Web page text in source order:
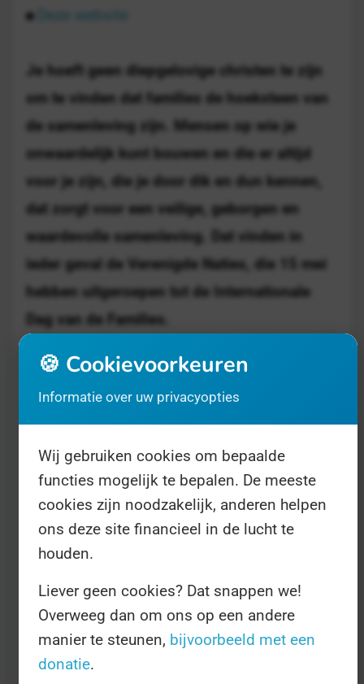
Je hoeft geen diepgelovige christen te zijn
om te vinden dat families de hoeksteen van
de samenleving zijn. Mensen op wie je
onwaardelijk kunt bouwen en die er altijd
voor je zijn, die je door dik en dun kennen,
dat zorgt voor een veilige, geborgen en
waardevolle samenleving. Dat vinden in
ieder geval de Verenigde Naties, die 15 mei
hebben uitgeroepen tot de Internationale
Dag van de Families.
Wereld Familiedag is bedoeld om 'de
belangrijke rol uit te lichten die
familiegeorënteerde politiek heeft in
duurzame ontwikkeling'. Dat ambtenaarse
koeterwaals kunnen wij goed vertalen. De VN
heeft ooit de Duurzame
Ontwikkeldoelstellingen opgezet, de 'SDG's'.
De VN ziet families als belangrijk onderdeel
die doelen te halen omdat veel subdoelen
draaien om gezinnen.
🍪 Cookievoorkeuren
Informatie over uw privacyopties
Wij gebruiken cookies om bepaalde
functies mogelijk te bepalen. De meeste
cookies zijn noodzakelijk, anderen helpen
ons deze site financieel in de lucht te
houden.
Liever geen cookies? Dat snappen we!
Overweeg dan om ons op een andere
manier te steunen, bijvoorbeeld met een
donatie.